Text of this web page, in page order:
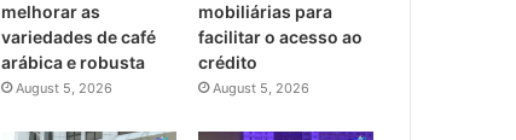
melhorar as
variedades de café
arábica e robusta
August 5, 2026
mobiliárias para
facilitar o acesso ao
crédito
August 5, 2026